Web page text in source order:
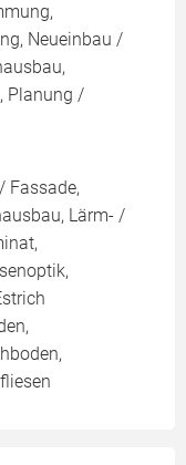
Neueinbau /
Planung /
Fassade,
Lärm- /